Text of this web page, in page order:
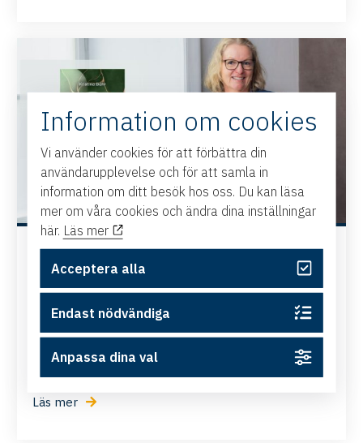
Bokrelease: Stadig: resiliens och
integritet i framtidens ledarskap
Från kaos till visdom – ett hållbart ledarskap börjar
inifrån Högt tempo, ständig förändring och ökande
krav. Många ledare hanterar...
Läs mer
Information om cookies
Vi använder cookies för att förbättra din
användarupplevelse och för att samla in
information om ditt besök hos oss. Du kan läsa
mer om våra cookies och ändra dina inställningar
här. Läs mer
Acceptera alla
Endast nödvändiga
Anpassa dina val